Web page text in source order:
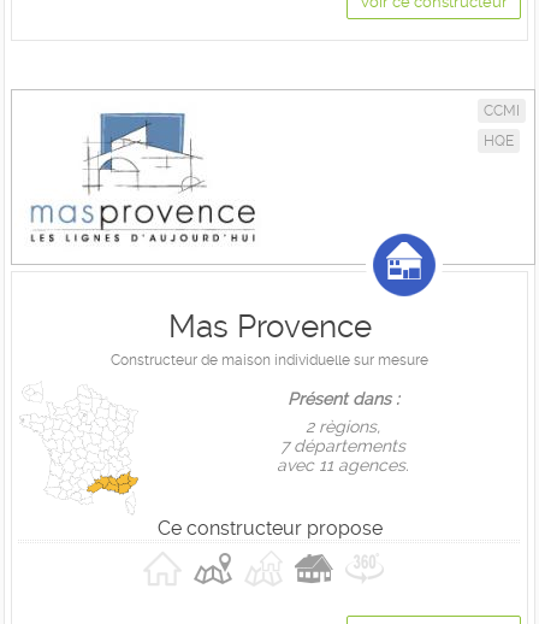
CCMI
HQE
Mas Provence
Constructeur de maison individuelle sur mesure
Présent dans :
2 règions,
7 départements
avec 11 agences.
Ce constructeur propose